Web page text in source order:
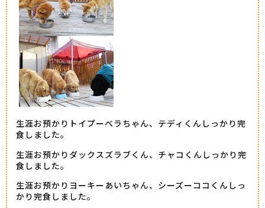
生涯お預かりトイプーべラちゃん、テディくんしっかり完
食しました。
生涯お預かりダックスズラブくん、チャコくんしっかり完
食しました。
生涯お預かりヨーキーあいちゃん、シーズーココくんしっ
かり完食しました。